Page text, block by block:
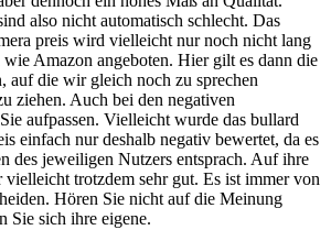
also nicht automatisch schlecht. Das
preis wird vielleicht nur noch nicht lang
Amazon angeboten. Hier gilt es dann die
auf die wir gleich noch zu sprechen
ziehen. Auch bei den negativen
aufpassen. Vielleicht wurde das bullard
einfach nur deshalb negativ bewertet, da es
des jeweiligen Nutzers entsprach. Auf ihre
vielleicht trotzdem sehr gut. Es ist immer von
Hören Sie nicht auf die Meinung
Sie sich ihre eigene.